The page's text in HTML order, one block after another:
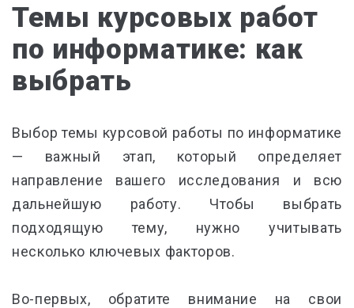
Темы курсовых работ
по информатике: как
выбрать
Выбор темы курсовой работы по информатике
— важный этап, который определяет
направление вашего исследования и всю
дальнейшую работу. Чтобы выбрать
подходящую тему, нужно учитывать
несколько ключевых факторов.
Во-первых, обратите внимание на свои